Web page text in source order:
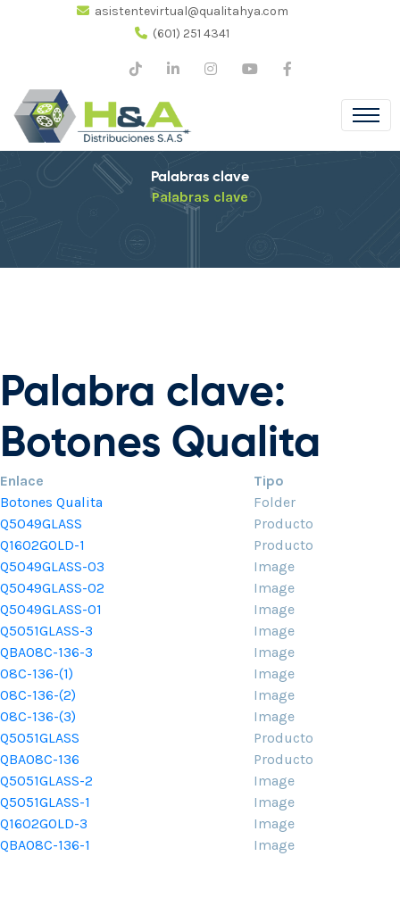
asistentevirtual@qualitahya.com
(601) 251 4341
Palabras clave
Palabras clave
Palabra clave:
Botones Qualita
Enlace
Tipo
Botones Qualita
Folder
Q5049GLASS
Producto
Q1602GOLD-1
Producto
Q5049GLASS-03
Image
Q5049GLASS-02
Image
Q5049GLASS-01
Image
Q5051GLASS-3
Image
QBA08C-136-3
Image
08C-136-(1)
Image
08C-136-(2)
Image
08C-136-(3)
Image
Q5051GLASS
Producto
QBA08C-136
Producto
Q5051GLASS-2
Image
Q5051GLASS-1
Image
Q1602GOLD-3
Image
QBA08C-136-1
Image